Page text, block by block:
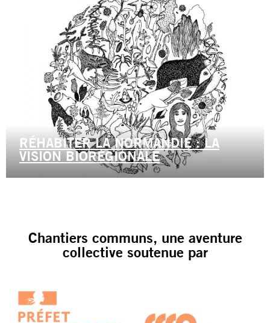
RÉHABITER LA NORMANDIE : LA
VISION BIORÉGIONALE
Chantiers communs, une aventure
collective soutenue par